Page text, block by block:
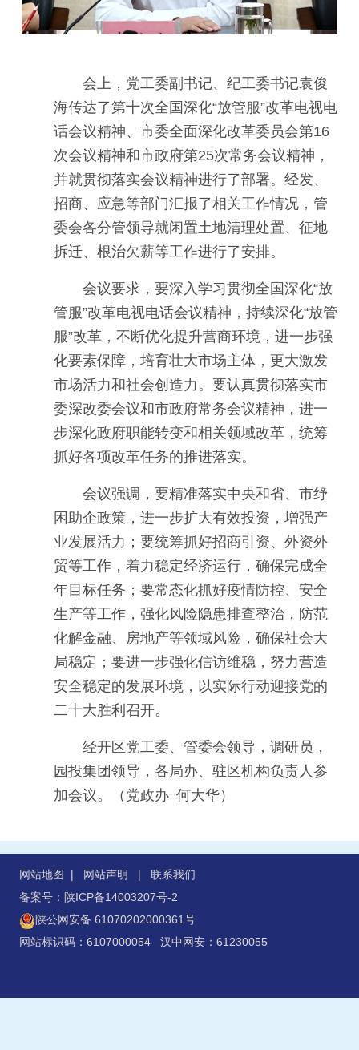
会上，党工委副书记、纪工委书记袁俊
海传达了第十次全国深化“放管服”改革电视电
话会议精神、市委全面深化改革委员会第16
次会议精神和市政府第25次常务会议精神，
并就贯彻落实会议精神进行了部署。经发、
招商、应急等部门汇报了相关工作情况，管
委会各分管领导就闲置土地清理处置、征地
拆迁、根治欠薪等工作进行了安排。
会议要求，要深入学习贯彻全国深化“放
管服”改革电视电话会议精神，持续深化“放管
服”改革，不断优化提升营商环境，进一步强
化要素保障，培育壮大市场主体，更大激发
市场活力和社会创造力。要认真贯彻落实市
委深改委会议和市政府常务会议精神，进一
步深化政府职能转变和相关领域改革，统筹
抓好各项改革任务的推进落实。
会议强调，要精准落实中央和省、市纾
困助企政策，进一步扩大有效投资，增强产
业发展活力；要统筹抓好招商引资、外资外
贸等工作，着力稳定经济运行，确保完成全
年目标任务；要常态化抓好疫情防控、安全
生产等工作，强化风险隐患排查整治，防范
化解金融、房地产等领域风险，确保社会大
局稳定；要进一步强化信访维稳，努力营造
安全稳定的发展环境，以实际行动迎接党的
二十大胜利召开。
经开区党工委、管委会领导，调研员，
园投集团领导，各局办、驻区机构负责人参
加会议。（党政办 何大华）
网站地图 | 网站声明 | 联系我们
备案号：陕ICP备14003207号-2
陕公网安备 61070202000361号
网站标识码：6107000054 汉中网安：61230055